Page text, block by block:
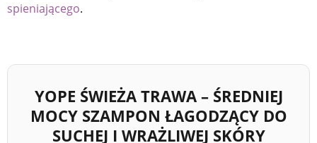
spieniającego.
YOPE ŚWIEŻA TRAWA – ŚREDNIEJ
MOCY SZAMPON ŁAGODZĄCY DO
SUCHEJ I WRAŻLIWEJ SKÓRY